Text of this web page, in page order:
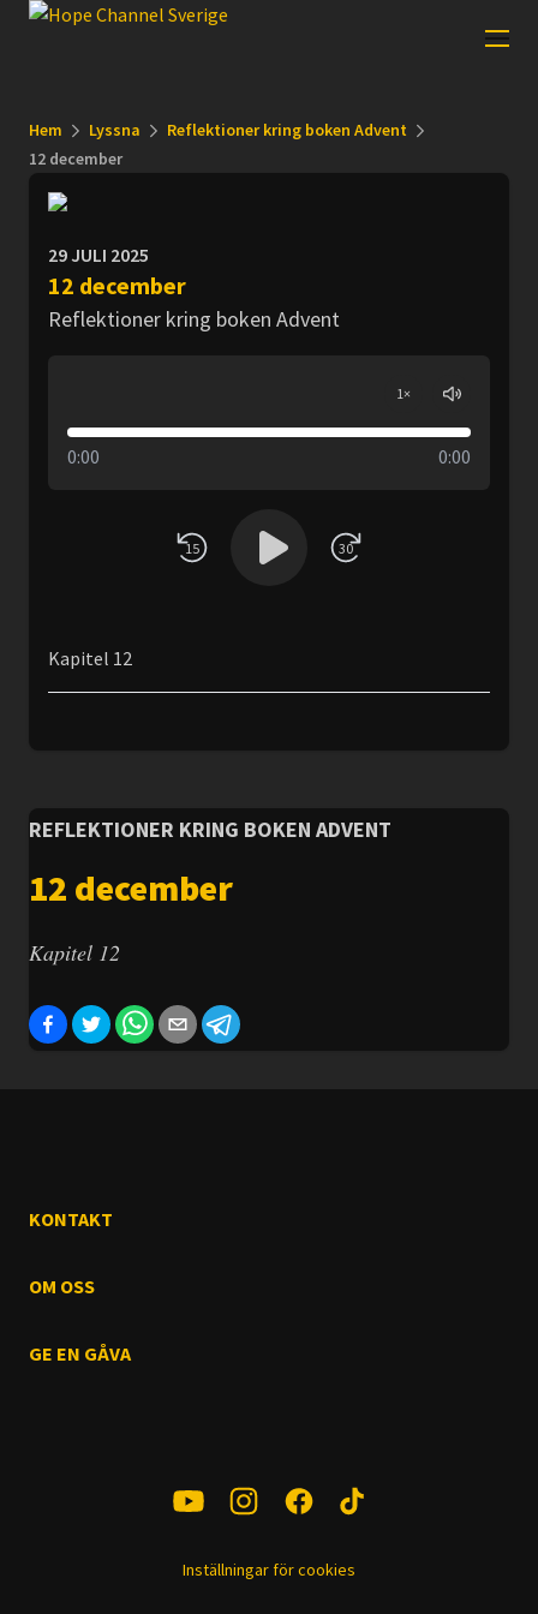
Hem Lyssna
Reflektioner kring boken Advent
12 december
29 JULI 2025
12 december
Reflektioner kring boken Advent
1×
0:00 0:00
15 30
Kapitel 12
REFLEKTIONER KRING BOKEN ADVENT
12 december
Kapitel 12
KONTAKT
OM OSS
GE EN GÅVA
Inställningar för cookies